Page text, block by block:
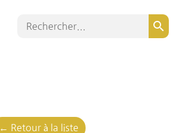
search
← Retour à la liste